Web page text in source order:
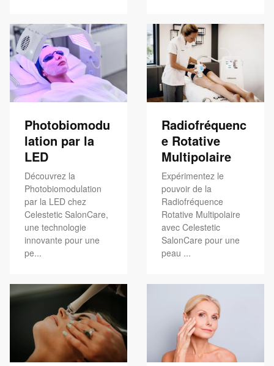
Photobiomodu
lation par la
LED
Découvrez la
Photobiomodulation
par la LED chez
Celestetic SalonCare,
une technologie
innovante pour une
pe...
Radiofréquenc
e Rotative
Multipolaire
Expérimentez le
pouvoir de la
Radiofréquence
Rotative Multipolaire
avec Celestetic
SalonCare pour une
peau ...